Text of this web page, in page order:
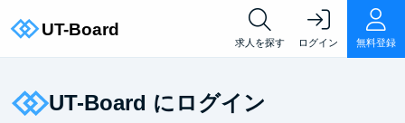
求人を探す ログイン 無料登録
UT-Board にログイン